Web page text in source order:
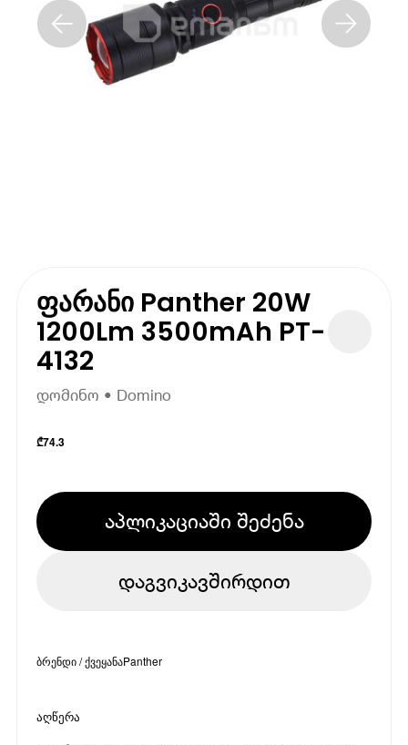
ფარანი Panther 20W
1200Lm 3500mAh PT-
4132
დომინო • Domino
₾74.3
აპლიკაციაში შეძენა
დაგვიკავშირდით
ბრენდი / ქვეყანაPanther
აღწერა